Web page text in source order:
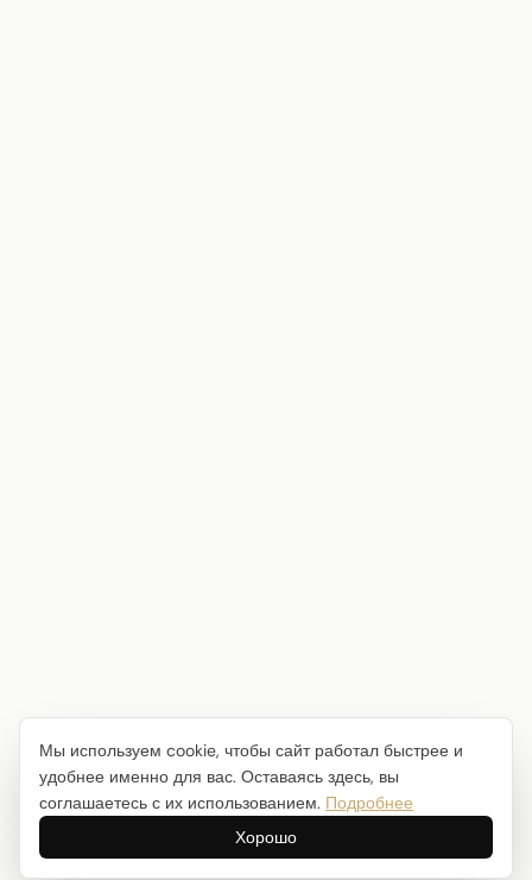
Мы используем cookie, чтобы сайт работал быстрее и
удобнее именно для вас. Оставаясь здесь, вы
соглашаетесь с их использованием. Подробнее
Хорошо